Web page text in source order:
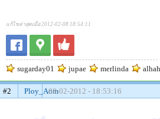
แก้ไขล่าสุดเมื่อ 2012-02-08 18:54:11
sugarday01 jupae merlinda
#2 Ploy_Aom08-02-2012 - 18:53:16